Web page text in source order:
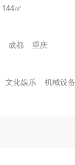
144㎡
成都 重庆
文化娱乐 机械设备